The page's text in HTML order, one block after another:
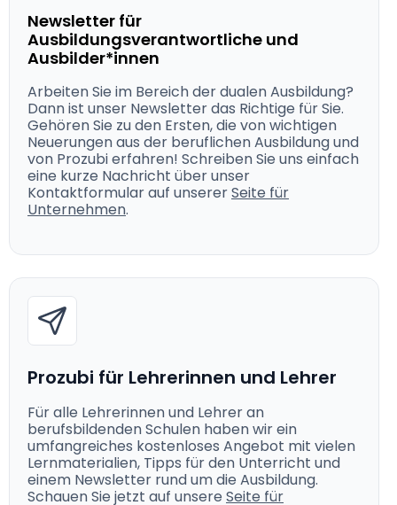
Newsletter für
Ausbildungsverantwortliche und
Ausbilder*innen
Arbeiten Sie im Bereich der dualen Ausbildung?
Dann ist unser Newsletter das Richtige für Sie.
Gehören Sie zu den Ersten, die von wichtigen
Neuerungen aus der beruflichen Ausbildung und
von Prozubi erfahren! Schreiben Sie uns einfach
eine kurze Nachricht über unser
Kontaktformular auf unsererSeite für
Unternehmen.
Prozubi für Lehrerinnen und Lehrer
Für alle Lehrerinnen und Lehrer an
berufsbildenden Schulen haben wir ein
umfangreiches kostenloses Angebot mit vielen
Lernmaterialien, Tipps für den Unterricht und
einem Newsletter rund um die Ausbildung.
Schauen Sie jetzt auf unsere Seite für